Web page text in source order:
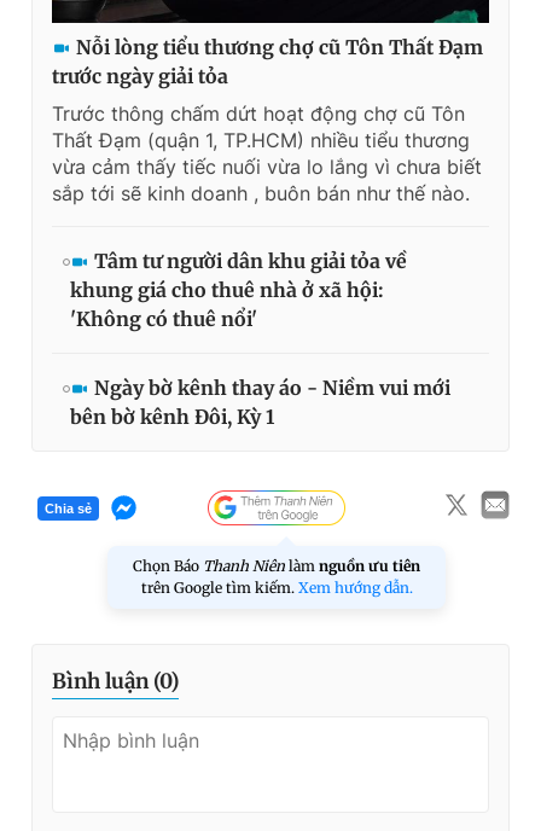
Nỗi lòng tiểu thương chợ cũ Tôn Thất Đạm
trước ngày giải tỏa
Trước thông chấm dứt hoạt động chợ cũ Tôn
Thất Đạm (quận 1, TP.HCM) nhiều tiểu thương
vừa cảm thấy tiếc nuối vừa lo lắng vì chưa biết
sắp tới sẽ kinh doanh , buôn bán như thế nào.
Tâm tư người dân khu giải tỏa về
khung giá cho thuê nhà ở xã hội:
'Không có thuê nổi'
Ngày bờ kênh thay áo - Niềm vui mới
bên bờ kênh Đôi, Kỳ 1
Chia sẻ
Chọn Báo Thanh Niên làm nguồn ưu tiên
trên Google tìm kiếm. Xem hướng dẫn.
Bình luận (0)